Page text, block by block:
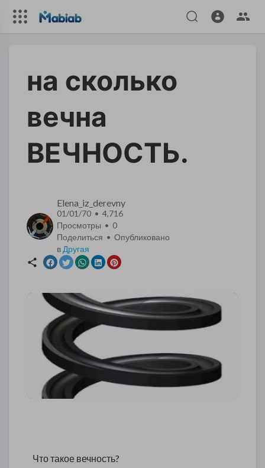
на сколько
вечна
ВЕЧНОСТЬ.
Elena_iz_derevny
01/01/70 • 4,716
Просмотры • 0
Поделиться • Опубликовано
в Другая
Что такое вечность?